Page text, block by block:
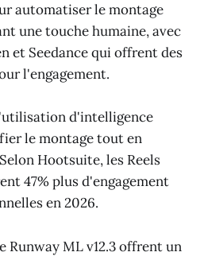
automatiser le montage
une touche humaine, avec
et Seedance qui offrent des
l'engagement.
d'intelligence
le montage tout en
Hootsuite, les Reels
47% plus d'engagement
en 2026.
Runway ML v12.3 offrent un